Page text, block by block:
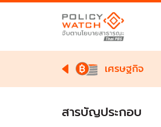
เศรษฐกิจ
สารบัญประกอบ